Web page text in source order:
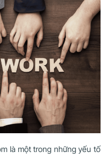
là một trong những yếu tố